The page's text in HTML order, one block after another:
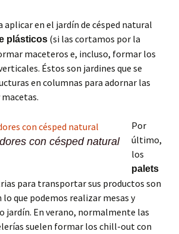
aplicar en el jardín de césped natural
plásticos (si las cortamos por la
maceteros e, incluso, formar los
Éstos son jardines que se
en columnas para adornar las
con césped natural
Por
último,
los
palets
para transportar sus productos son
que podemos realizar mesas y
jardín. En verano, normalmente las
suelen formar los chill-out con